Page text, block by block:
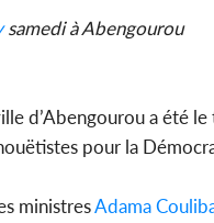
samedi à Abengourou
d’Abengourou a été
pour la
ministresAdama